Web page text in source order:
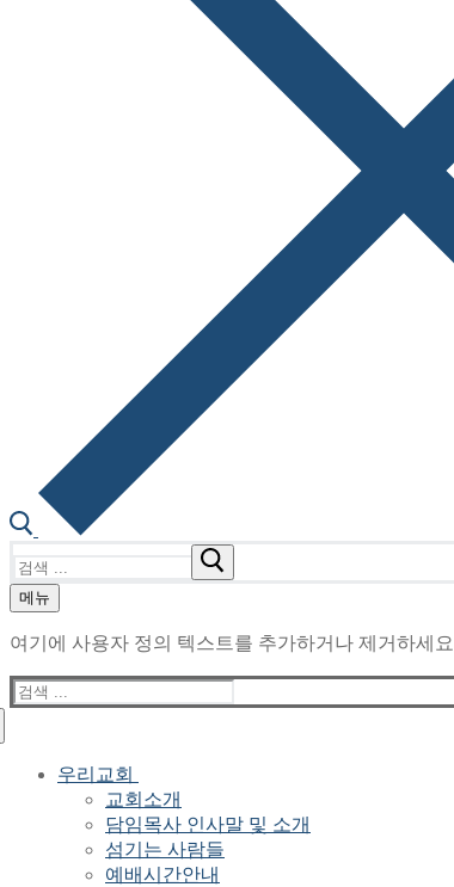
색
메뉴
여기에 사용자 정의 텍스트를 추가하거나 제거하세요
검
색
우리교회
교회소개
담임목사 인사말 및 소개
섬기는 사람들
예배시간안내